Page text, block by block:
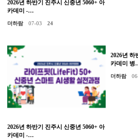
2026년 하반기 진주시 신중년 5060+ 아
카데미 -…
더하람 07-03 24
2026년 하반기 진주시 신중년 5060+ 아
카데미 -…
2026년 하
카데미 병
더하람